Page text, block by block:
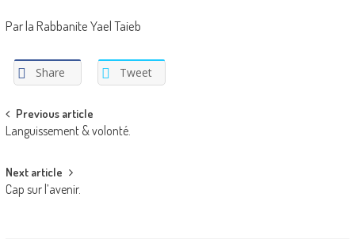
Par la Rabbanite Yael Taieb
Share Tweet
Post
navigation
Previous article
Languissement & volonté.
Next article
Cap sur l’avenir.